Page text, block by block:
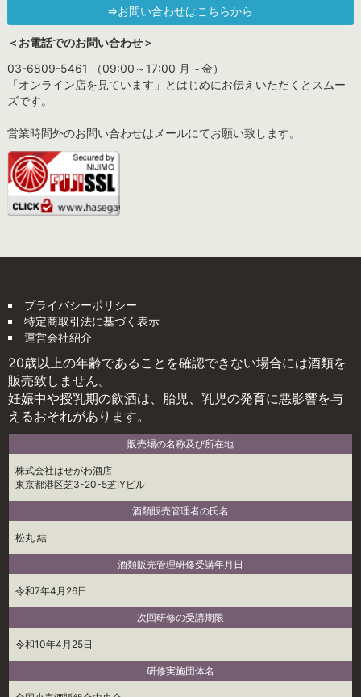
⇒お問い合わせはこちらから
＜お電話でのお問い合わせ＞
03-6809-5461 （09:00～17:00 月～金）
「オンライン店を見ています」とはじめにお伝えいただくとスムー
ズです。
営業時間外のお問い合わせはメールにてお願い致します。
プライバシーポリシー
特定商取引法に基づく表示
運営会社紹介
20歳以上の年齢であることを確認できない場合には酒類を
販売致しません。
妊娠中や授乳期の飲酒は、胎児、乳児の発育に悪影響を与
えるおそれがあります。
販売場の名称及び所在地
株式会社はせがわ酒店
東京都港区芝3-20-5芝IYビル
酒類販売管理者の氏名
松丸 結
酒類販売管理研修受講年月日
令和7年4月26日
次回研修の受講期限
令和10年4月25日
研修実施団体名